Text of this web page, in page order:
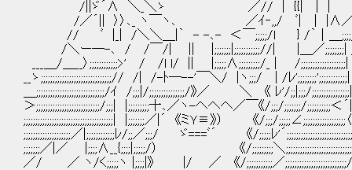
/||ゞ´∧ ＼_＼ゝ ／// | {{| | | /
/／´|| 〉〉､_ ヽ￣ヽ､ ／ｲ‐,,/ ﾞ| | |∧／
// ﾞ |_| /＼＼＿|｀ - -､- ＜￣;;;;;/l } /｀│＿
/＼ー─-､ / /￣/| || |;;;;;;;|;;;;;;;;;;;//| |＿／;;;;;;;;|
___＿/＿__〉;;;;;;;;;;;;>' / /l l/ || |;;;;;∧;;;;;;;;;/_ | /;;;;;;;;;;;;;;;;;;;|
__ゝ;;;;;;;;;;;;;;;;;;;;;;;;;;;;;;// /| /-ﾄ─--'￣＼/ |ヽ;;;/ | /ﾚ';;;;;;;;';;;;;;;;;;;;|
＿;;;;;;;;;;;;;;;;;;;;;;;;;;;;;/ｲ /;;;|/;;;;;;;;;;;;;;;/》／ ＼ 《 ﾚ'/;;|;;;/;;;;;;;;;;;;;;;;|
＞;;;;;;;;;;;;;;;;;;;;;;;;;;;/;;;| |;;;;;;;;;十､／ヽ-へへへ／￣《/;;;/;;;;;;;/;;;;;;;;;;＜
;;;;;;;;;;;;;;;;;;;;;;;;;;;;;;;;;;;;;;| |;;;;;;;／|´ 《ミＹ≡》） 《/;;;/;;;;;∠;;;;;;;;;;;;;;;;;;
;;;;;;;;;;;;;;;;;;;;／|;;;;;;;;;;;;ﾚ/;;／;;;/ ゞ===ﾞ´ 《/;;;;;ﾚ
;;;;;;;／|／ |;;;;∧__{;;;;|;;;;;/） 《/;;;;;;;;;＼
／/ ／ ヽ/く;;;;;ヽ |;;;;|》 |/ ／ 《/;;;;;;;;;;;／;;;;;;;;;;;;;;;;;;;;;;;;;;/